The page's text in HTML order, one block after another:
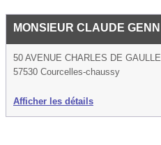
MONSIEUR CLAUDE
50 AVENUE CHARLES DE GAULLE
57530 Courcelles-chaussy
Afficher les détails